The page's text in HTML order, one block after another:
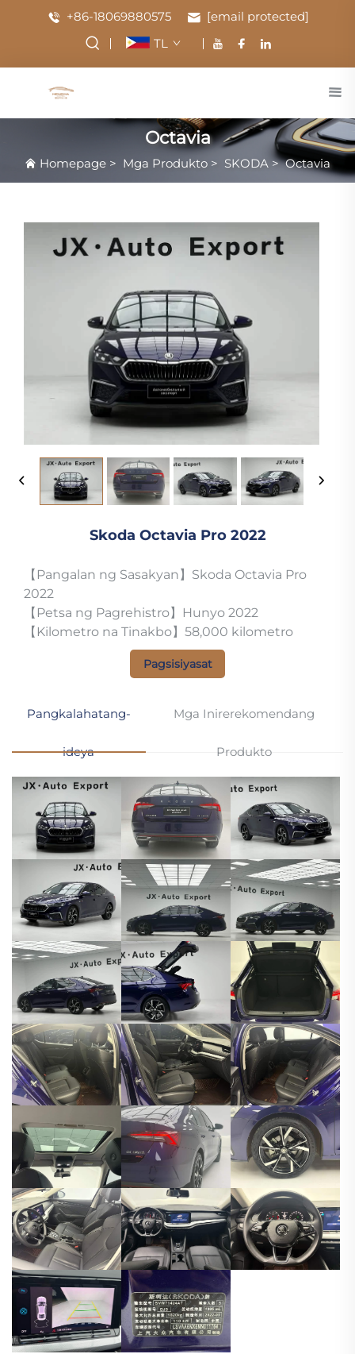
+86-18069880575
[email protected]
TL
Octavia
Homepage > Mga Produkto > SKODA >Octavia
Skoda Octavia Pro 2022
【Pangalan ng Sasakyan】Skoda Octavia Pro
2022
【Petsa ng Pagrehistro】Hunyo 2022
【Kilometro na Tinakbo】58,000 kilometro
Pagsisiyasat
Pangkalahatang-
ideya
Mga Inirerekomendang
Produkto